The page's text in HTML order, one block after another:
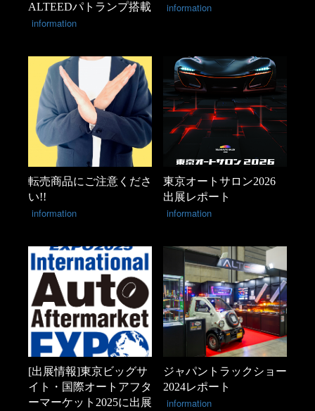
ALTEEDパトランプ搭載
information
information
転売商品にご注意くださ
い!!
information
東京オートサロン2026
出展レポート
information
[出展情報]東京ビッグサ
イト・国際オートアフタ
ーマーケット2025に出展
ジャパントラックショー
2024レポート
information